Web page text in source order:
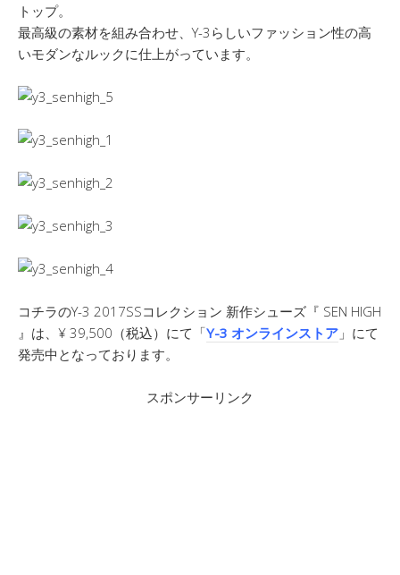
トップ。
最高級の素材を組み合わせ、Y-3らしいファッション性の高
いモダンなルックに仕上がっています。
コチラのY-3 2017SSコレクション 新作シューズ『 SEN HIGH
』は、¥ 39,500（税込）にて「Y-3 オンラインストア 」にて
発売中となっております。
スポンサーリンク